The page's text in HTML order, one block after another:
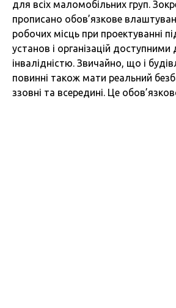
для всіх маломобільних груп.
прописано обов’язкове
робочих місць при проектуванні
установ і організацій
інвалідністю. Звичайно, що і
повинні також мати реальний
ззовні та всередині. Це